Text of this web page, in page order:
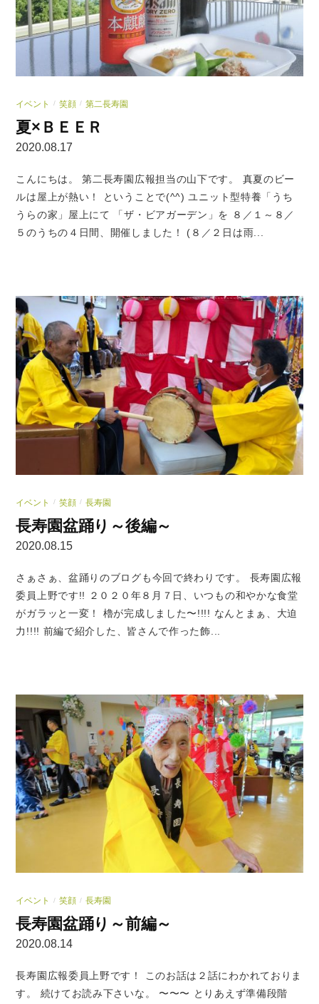
イベント / 笑顔 / 第二長寿園
夏×ＢＥＥＲ
2020.08.17
こんにちは。 第二長寿園広報担当の山下です。 真夏のビー
ルは屋上が熱い！ ということで(^^) ユニット型特養「うち
うらの家」屋上にて 「ザ・ビアガーデン」を ８／１～８／
５のうちの４日間、開催しました！ (８／２日は雨...
イベント / 笑顔 / 長寿園
長寿園盆踊り～後編～
2020.08.15
さぁさぁ、盆踊りのブログも今回で終わりです。 長寿園広報
委員上野です!! ２０２０年８月７日、いつもの和やかな食堂
がガラッと一変！ 櫓が完成しました〜!!!! なんとまぁ、大迫
力!!!! 前編で紹介した、皆さんで作った飾...
イベント / 笑顔 / 長寿園
長寿園盆踊り～前編～
2020.08.14
長寿園広報委員上野です！ このお話は２話にわかれておりま
す。 続けてお読み下さいな。 〜〜〜 とりあえず準備段階